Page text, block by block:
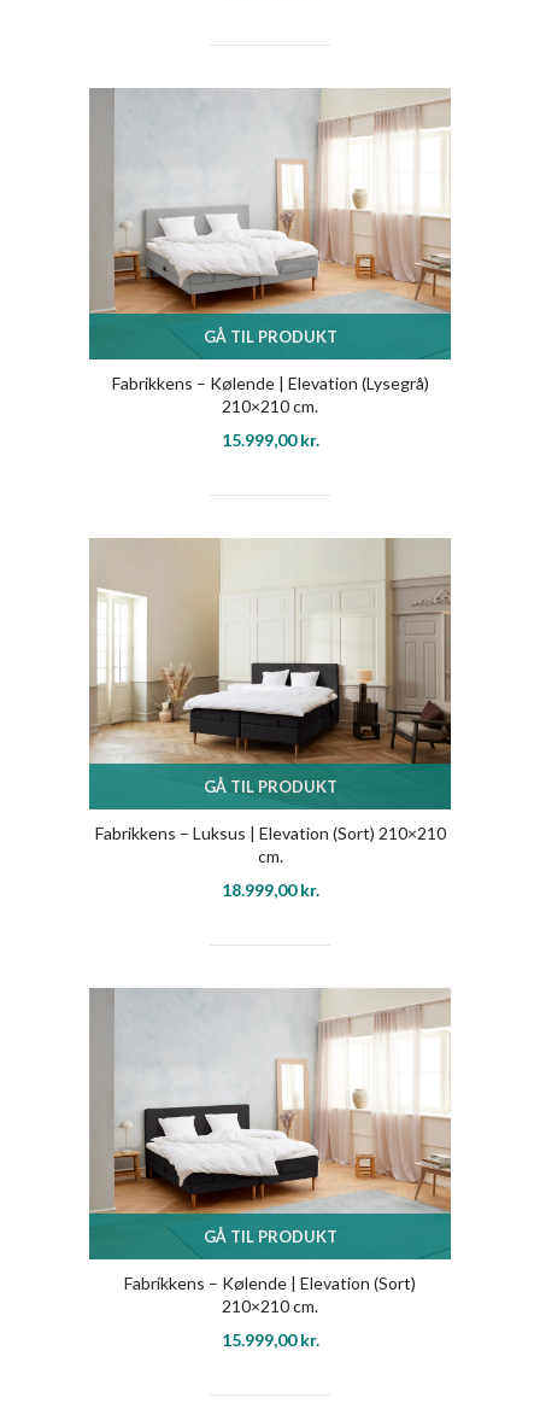
GÅ TIL PRODUKT
Fabrikkens – Kølende | Elevation (Lysegrå)
210×210 cm.
15.999,00kr.
GÅ TIL PRODUKT
Fabrikkens – Luksus | Elevation (Sort) 210×210
cm.
18.999,00kr.
GÅ TIL PRODUKT
Fabrikkens – Kølende | Elevation (Sort)
210×210 cm.
15.999,00kr.